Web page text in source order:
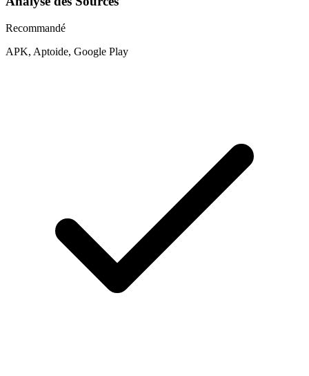
Recommandé
APK, Aptoide, Google Play